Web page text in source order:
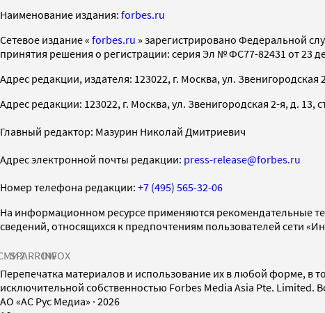
Наименование издания: forbes.ru
Cетевое издание « forbes.ru » зарегистрировано Федеральной
принятия решения о регистрации: серия Эл № ФС77-82431 от 23
Адрес редакции, издателя: 123022, г. Москва, ул. Звенигородская
Адрес редакции: 123022, г. Москва, ул. Звенигородская 2-я, д. 13,
Главный редактор: Мазурин Николай Дмитриевич
Адрес электронной почты редакции: press-release@forbes.ru
Номер телефона редакции: +7 (495) 565-32-06
На информационном ресурсе применяются рекомендательные
сведений, относящихся к предпочтениям пользователей сети
SPARROWINFOX
Перепечатка материалов и использование их в любой форме, в
исключительной собственностью Forbes Media Asia Pte. Limited.
AO «АС Рус Медиа» · 2026